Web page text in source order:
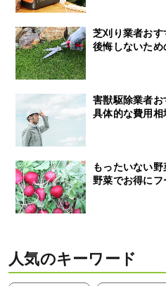
芝刈り業者お
後悔しないた
害獣駆除業者
具体的な費用
もったいない
野菜でお得にフ
人気のキーワード